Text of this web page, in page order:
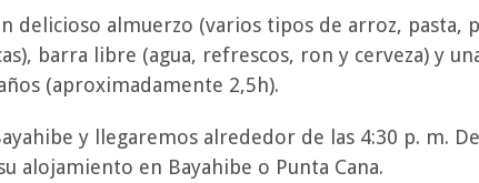
delicioso almuerzo (varios tipos de arroz, pasta,
barra libre (agua, refrescos, ron y cerveza) y
(aproximadamente 2,5h).
y llegaremos alrededor de las 4:30 p. m.
alojamiento en Bayahibe o Punta Cana.